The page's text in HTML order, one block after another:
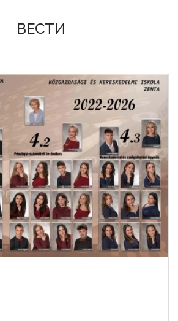
ВЕСТИ